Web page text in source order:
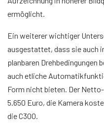
ermöglicht.
Ein weiterer wichtiger
ausgestattet, dass sie auch
planbaren Drehbedingungen
auch etliche
Form nicht bieten. Der
5.650 Euro, die Kamera
die C300.